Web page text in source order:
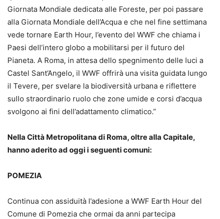
Giornata Mondiale dedicata alle Foreste, per poi passare
alla Giornata Mondiale dell’Acqua e che nel fine settimana
vede tornare Earth Hour, l’evento del WWF che chiama i
Paesi dell’intero globo a mobilitarsi per il futuro del
Pianeta. A Roma, in attesa dello spegnimento delle luci a
Castel Sant’Angelo, il WWF offrirà una visita guidata lungo
il Tevere, per svelare la biodiversità urbana e riflettere
sullo straordinario ruolo che zone umide e corsi d’acqua
svolgono ai fini dell’adattamento climatico.”
Nella Città Metropolitana di Roma, oltre alla Capitale,
hanno aderito ad oggi i seguenti comuni:
POMEZIA
Continua con assiduità l’adesione a WWF Earth Hour del
Comune di Pomezia che ormai da anni partecipa